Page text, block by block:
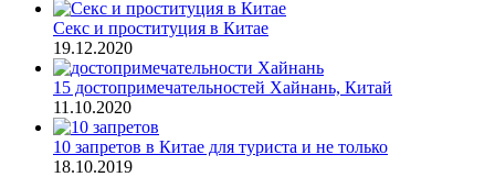
Секс и проституция в Китае
19.12.2020
15 достопримечательностей Хайнань, Китай
11.10.2020
10 запретов в Китае для туриста и не только
18.10.2019